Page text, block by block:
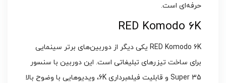
حرفه‌ای است.
RED Komodo 6K
RED Komodo 6K یکی دیگر از دوربین‌های برتر سینمایی
برای ساخت تیزرهای تبلیغاتی است. این دوربین با سنسور
Super 35 و قابلیت فیلمبرداری 6K، ویدیوهایی با وضوح بالا